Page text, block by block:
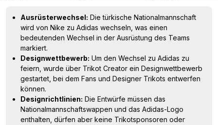
Ausrüsterwechsel: Die türkische Nationalmannschaft
wird von Nike zu Adidas wechseln, was einen
bedeutenden Wechsel in der Ausrüstung des Teams
markiert.
Designwettbewerb: Um den Wechsel zu Adidas zu
feiern, wurde über Trikot Creator ein Designwettbewerb
gestartet, bei dem Fans und Designer Trikots entwerfen
können.
Designrichtlinien: Die Entwürfe müssen das
Nationalmannschaftswappen und das Adidas-Logo
enthalten, dürfen aber keine Trikotsponsoren oder